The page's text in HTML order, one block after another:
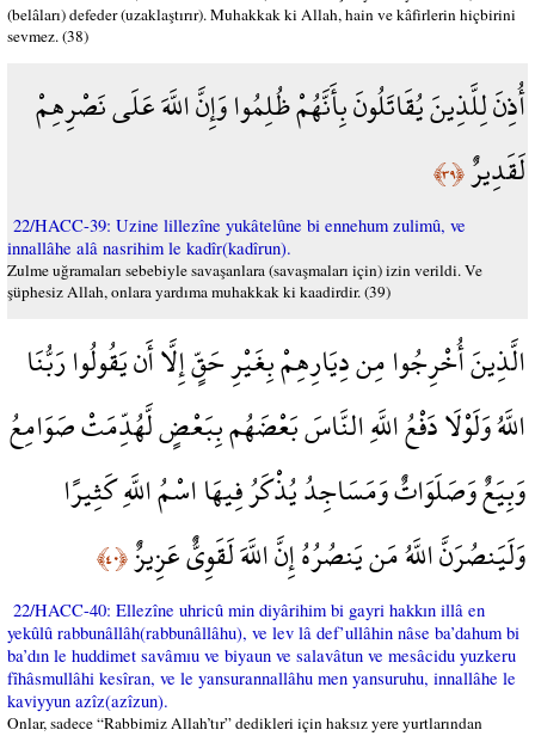
(belâları) defeder (uzaklaştırır). Muhakkak ki Allah, hain ve kâfirlerin hiçbirini
sevmez. (38)
أُذِنَ لِلَّذِينَ يُقَاتَلُونَ بِأَنَّهُمْ ظُلِمُوا وَإِنَّ اللَّهَ عَلَى نَصْرِهِمْ
لَقَدِيرٌ﴿٣٩﴾
22/HACC-39: Uzine lillezîne yukâtelûne bi ennehum zulimû, ve
innallâhe alâ nasrihim le kadîr(kadîrun).
Zulme uğramaları sebebiyle savaşanlara (savaşmaları için) izin verildi. Ve
şüphesiz Allah, onlara yardıma muhakkak ki kaadirdir. (39)
الَّذِينَ أُخْرِجُوا مِن دِيَارِهِمْ بِغَيْرِ حَقٍّ إِلَّا أَن يَقُولُوا رَبُّنَا
اللَّهُ وَلَوْلَا دَفْعُ اللَّهِ النَّاسَ بَعْضَهُم بِبَعْضٍ لَّهُدِّمَتْ صَوَامِعُ
وَبِيَعٌ وَصَلَوَاتٌ وَمَسَاجِدُ يُذْكَرُ فِيهَا اسْمُ اللَّهِ كَثِيرًا
وَلَيَنصُرَنَّ اللَّهُ مَن يَنصُرُهُ إِنَّ اللَّهَ لَقَوِيٌّ عَزِيزٌ﴿٤٠﴾
22/HACC-40: Ellezîne uhricû min diyârihim bi gayri hakkın illâ en
yekûlû rabbunâllâh(rabbunâllâhu), ve lev lâ def’ullâhin nâse ba’dahum bi
ba’dın le huddimet savâmıu ve biyaun ve salavâtun ve mesâcidu yuzkeru
fîhâsmullâhi kesîran, ve le yansurannallâhu men yansuruhu, innallâhe le
kaviyyun azîz(azîzun).
Onlar, sadece “Rabbimiz Allah’tır” dedikleri için haksız yere yurtlarından